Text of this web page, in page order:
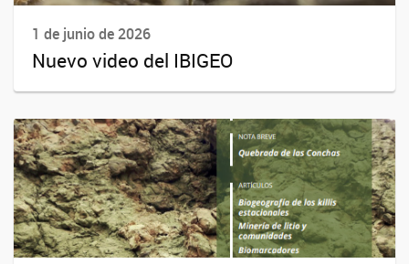
1 de junio de 2026
Nuevo video del IBIGEO